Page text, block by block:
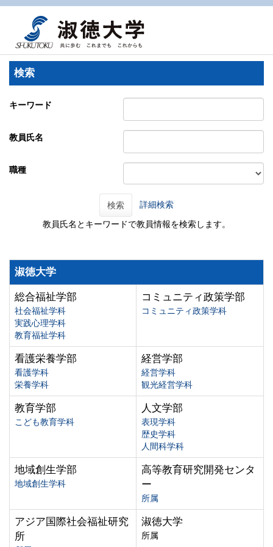
検索
キーワード
教員氏名
職種
検索 詳細検索
教員氏名とキーワードで教員情報を検索します。
淑徳大学
総合福祉学部
社会福祉学科
実践心理学科
教育福祉学科
コミュニティ政策学部
コミュニティ政策学科
看護栄養学部
看護学科
栄養学科
経営学部
経営学科
観光経営学科
教育学部
こども教育学科
人文学部
表現学科
歴史学科
人間科学科
地域創生学部
地域創生学科
高等教育研究開発センタ
ー
所属
アジア国際社会福祉研究
所
淑徳大学
所属